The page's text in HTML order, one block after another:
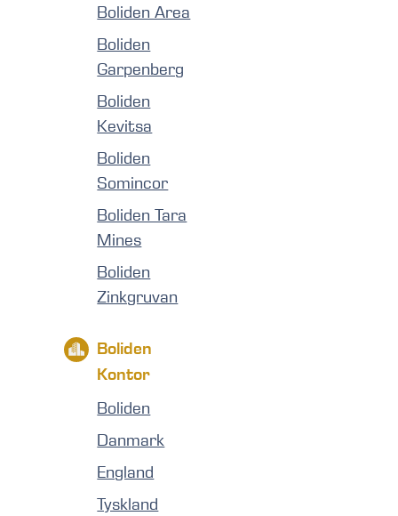
Boliden Area
Boliden
Garpenberg
Boliden
Kevitsa
Boliden
Somincor
Boliden Tara
Mines
Boliden
Zinkgruvan
Boliden
Kontor
Boliden
Danmark
England
Tyskland